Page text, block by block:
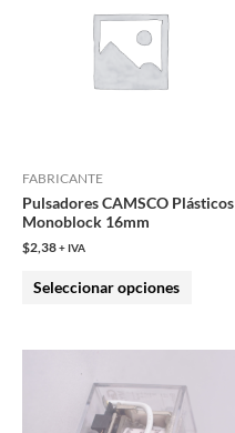
FABRICANTE
Pulsadores CAMSCO Plásticos
Monoblock 16mm
$2,38+ IVA
Seleccionar opciones
elegir
tiene